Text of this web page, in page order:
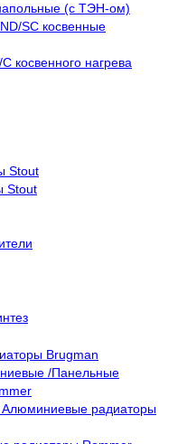
(с ТЭН-ом)
SC косвенные
косвенного нагрева
Stout
Stout
Brugman
/Панельные
Алюминиевые радиаторы